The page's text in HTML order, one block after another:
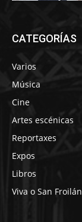
CATEGORÍAS
Varios
Música
Cine
Artes escénicas
Reportaxes
Expos
Libros
Viva o San Froilán